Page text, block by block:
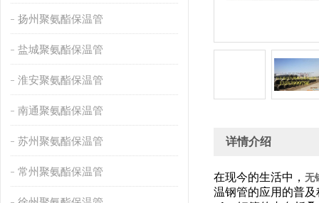
扬州聚氨酯保温管
盐城聚氨酯保温管
淮安聚氨酯保温管
南通聚氨酯保温管
苏州聚氨酯保温管
常州聚氨酯保温管
详情介绍
在现今的生活中， 无
温钢管的应用的普